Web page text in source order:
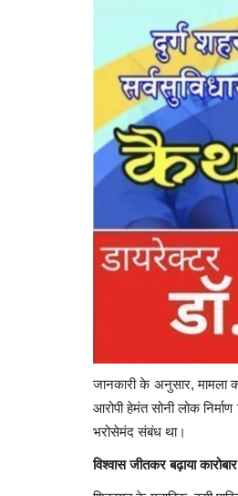
जानकारी के अनुसार, मामला
आरोपी हेमंत सोनी लोक
भरोसेमंद संबंध था।
विश्वास जीतकर बढ़ाया